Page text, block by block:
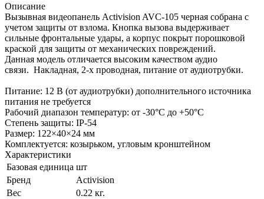
Описание
Вызывная видеопанель Activision AVC-105 черная собрана с
учетом защиты от взлома. Кнопка вызова выдерживает
сильные фронтальные удары, а корпус покрыт порошковой
краской для защиты от механических повреждений.
Данная модель отличается высоким качеством аудио
связи. Накладная, 2-х проводная, питание от аудиотрубки.
Питание: 12 В (от аудиотрубки) дополнительного источника
питания не требуется
Рабочий диапазон температур: от -30°C до +50°C
Степень защиты: IP-54
Размер: 122×40×24 мм
Комплектуется: козырьком, угловым кронштейном
Характеристики
Базовая единица шт
Бренд
Activision
Вес
0.22 кг.